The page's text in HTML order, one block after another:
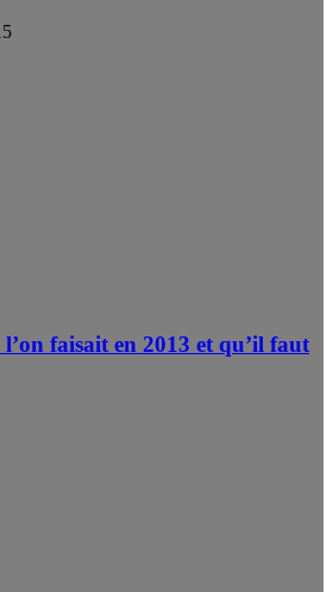
l’on faisait en 2013 et qu’il faut